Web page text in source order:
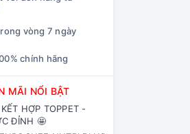
vòng 7 ngày
chính hãng
MÃI NỔI BẬT
HỢP TOPPET -
ĐỈNH 🤩